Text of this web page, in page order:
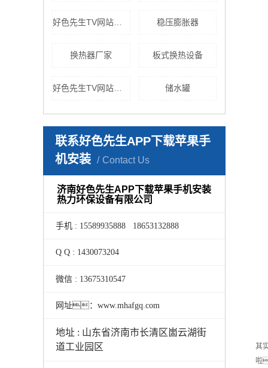
稳压膨胀器
换热器厂家 板式换热设备
储水罐
联系好色先生APP下载苹果手
机安装
Contact Us
济南好色先生APP下载苹果手机安装
热力环保设备有限公司
手机 : 15589935888 18653132888
Q Q : 1430073204
微信 : 13675310547
网址：www.mhafgq.com
地址 : 山东省济南市长清区崮云湖街
道工业园区
其
啦